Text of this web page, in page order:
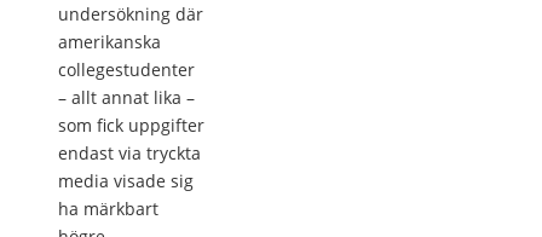
undersökning där
amerikanska
collegestudenter
– allt annat lika –
som fick uppgifter
endast via tryckta
media visade sig
ha märkbart